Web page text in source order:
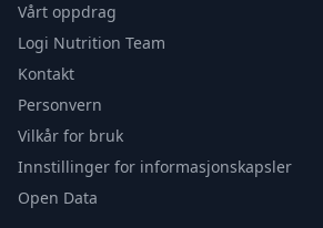
Vårt oppdrag
Logi Nutrition Team
Kontakt
Personvern
Vilkår for bruk
Innstillinger for informasjonskapsler
Open Data